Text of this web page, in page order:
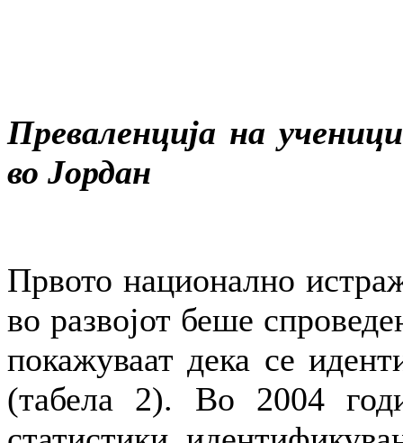
Преваленција на
во Јордан
Првото национално
во развојот беше
покажуваат дека се
(табела 2). Во 2004